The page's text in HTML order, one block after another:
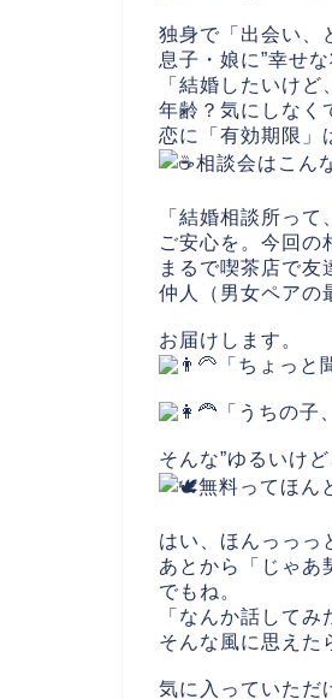
独身で「出会い、
息子・娘に”幸せ
「結婚したいけ
年齢？気にしなく
恋に「有効期限」
相談会はこん
「結婚相談所っ
ご安心を。今回の
まるで喫茶店で友
仲人（男女ペアの
お届けします。
「ちょっと
「うちの子
そんな”ゆるいけ
無料ってほん
はい、ほんっっっ
あとから「じゃあ
でもね。
「なんか話して
そんな風に思えた
気に入っていただ